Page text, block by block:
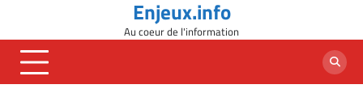
content
Enjeux.info
Au coeur de l'information